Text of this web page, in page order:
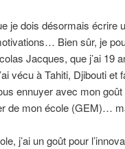
je dois désormais écrire
Bien sûr, je
Jacques, que j’ai 19
vécu à Tahiti, Djibouti et
ennuyer avec mon goût
de mon école (GEM)…
j’ai un goût pour